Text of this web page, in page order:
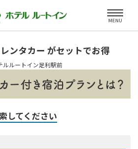
MENU
レンタカー がセットでお得
ルルートイン足利駅前
してください